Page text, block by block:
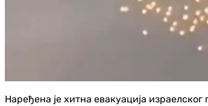
Наређена је хитна евакуација